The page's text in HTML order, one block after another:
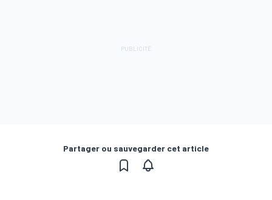
Partager ou sauvegarder cet article